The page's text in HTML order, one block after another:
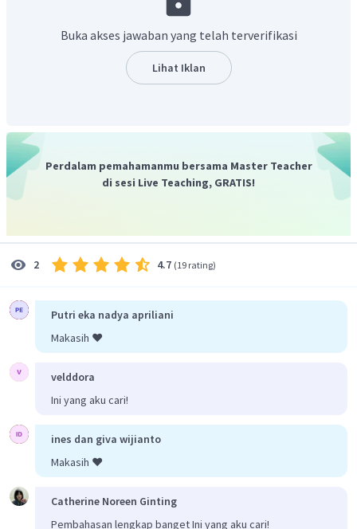
Dengan demikian besar sudut
Buka akses jawaban yang telah terverifikasi
Lihat Iklan
Perdalam pemahamanmu bersama Master Teacher
di sesi Live Teaching, GRATIS!
2 4.7 (19 rating)
Putri eka nadya apriliani
Makasih ❤️
velddora
Ini yang aku cari!
ines dan giva wijianto
Makasih ❤️
Catherine Noreen Ginting
Pembahasan lengkap banget Ini yang aku cari!